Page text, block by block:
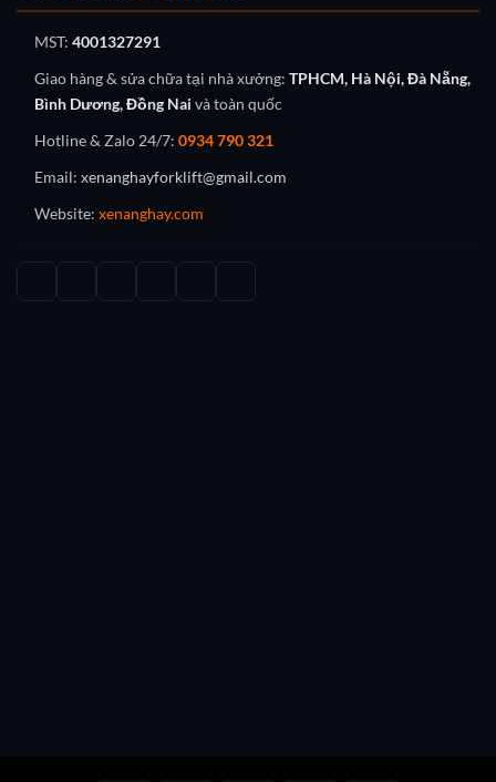
MST: 4001327291
Giao hàng & sửa chữa tại nhà xưởng: TPHCM, Hà Nội, Đà Nẵng,
Bình Dương, Đồng Nai và toàn quốc
Hotline & Zalo 24/7: 0934 790 321
Email: xenanghayforklift@gmail.com
Website: xenanghay.com